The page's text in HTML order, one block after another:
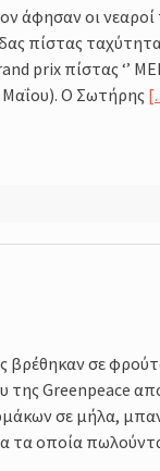
άφησαν οι
πίστας
prix πίστας ‘’
Μαΐου). Ο Σωτήρης
βρέθηκαν σε
της Greenpeace
σε μήλα,
τα οποία